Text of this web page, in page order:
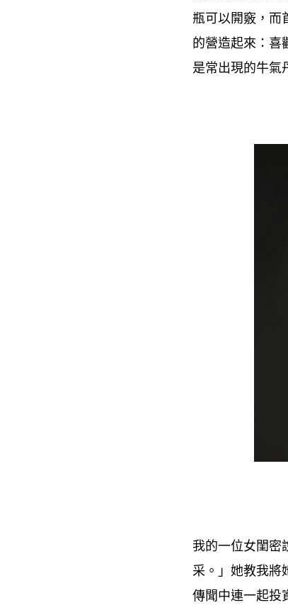
瓶可以開竅 ， 而
的營造起來 ： 喜
是常出現的牛氣
我的一位女閨密
采。」她教我將
傳聞中連一起投